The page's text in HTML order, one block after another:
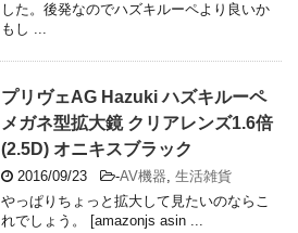
した。後発なのでハズキルーペより良いか
もし ...
プリヴェAG Hazuki ハズキルーペ
メガネ型拡大鏡 クリアレンズ1.6倍
(2.5D) オニキスブラック
2016/09/23 -AV機器, 生活雑貨
やっぱりちょっと拡大して見たいのならこ
れでしょう。 [amazonjs asin ...